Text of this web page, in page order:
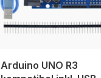
Arduino UNO R3